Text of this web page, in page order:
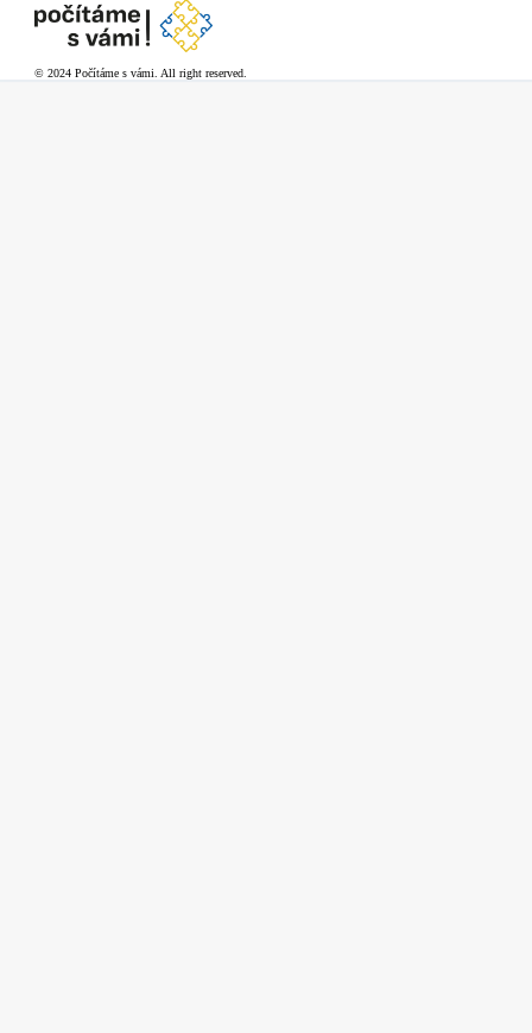
© 2024 Počítáme s vámi. All right reserved.